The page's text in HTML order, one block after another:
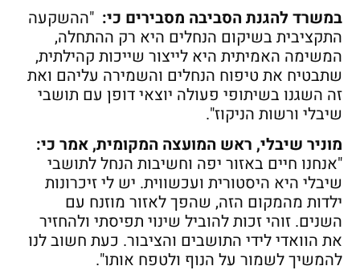
במשרד להגנת הסביבה מסבירים כי: "ההשקעה
התקציבית בשיקום הנחלים היא רק ההתחלה,
המשימה האמיתית היא לייצור שייכות קהילתית,
שתבטיח את טיפוח הנחלים והשמירה עליהם ואת
זה השגנו בשיתופי פעולה יוצאי דופן עם תושבי
שיבלי ורשות הניקוז".
מוניר שיבלי, ראש המועצה המקומית, אמר כי:
"אנחנו חיים באזור יפה וחשיבות הנחל לתושבי
שיבלי היא היסטורית ועכשווית. יש לי זיכרונות
ילדות מהמקום הזה, שהפך לאזור מוזנח עם
השנים. זוהי זכות להוביל שינוי תפיסתי ולהחזיר
את הוואדי לידי התושבים והציבור. כעת חשוב לנו
להמשיך לשמור על הנוף ולטפח אותו".